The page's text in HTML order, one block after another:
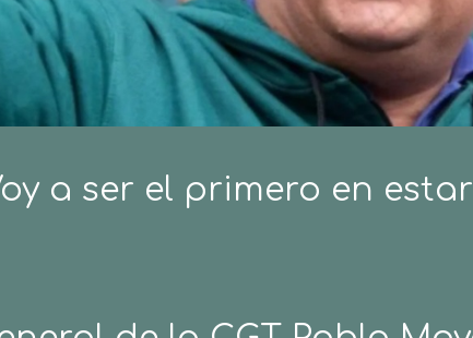
a ser el primero en